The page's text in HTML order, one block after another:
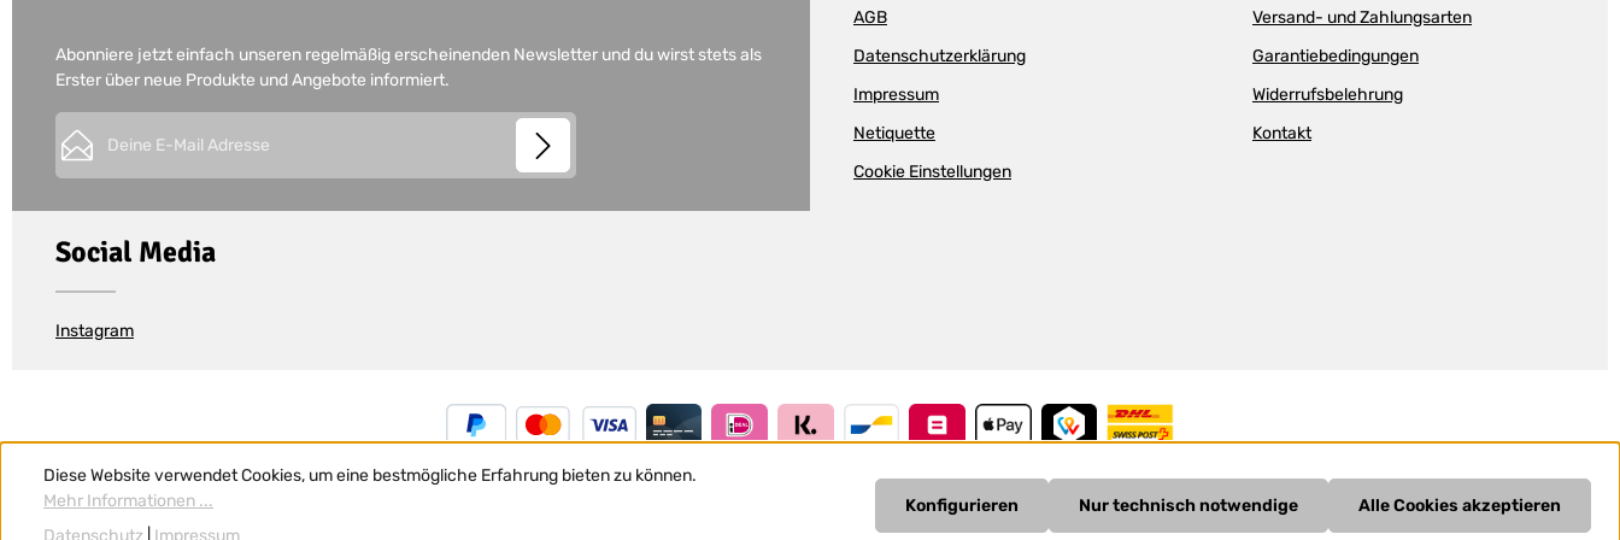
Abonniere jetzt einfach unseren regelmäßig erscheinenden Newsletter und du wirst stets als
Erster über neue Produkte und Angebote informiert.
Ich habe dieDatenschutzbestimmungen
genommen und die
einverstanden.
AGB
Datenschutzerklärung
Impressum
Netiquette
Cookie Einstellungen
Versand- und Zahlungsarten
Garantiebedingungen
Widerrufsbelehrung
Kontakt
Social Media
Instagram
Diese Website verwendet Cookies, um eine bestmögliche Erfahrung bieten zu können.
Mehr Informationen ...
Datenschutz
Impressum
Nur technisch notwendige
Konfigurieren Alle Cookies akzeptieren